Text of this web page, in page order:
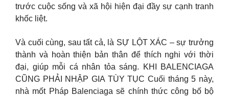
trước cuộc sống và xã hội hiện đại đầy sự cạnh tranh
khốc liệt.
Và cuối cùng, sau tất cả, là SỰ LỘT XÁC – sự trưởng
thành và hoàn thiện bản thân để thích nghi với thời
đại, giúp mỗi cá nhân tỏa sáng. KHI BALENCIAGA
CŨNG PHẢI NHẬP GIA TÙY TỤC Cuối tháng 5 này,
nhà mốt Pháp Balenciaga sẽ chính thức công bố bộ